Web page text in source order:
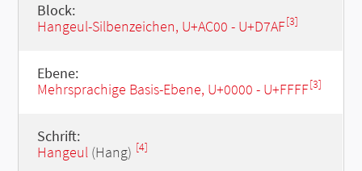
Block:
Hangeul-Silbenzeichen, U+AC00 - U+D7AF[3]
Ebene:
Mehrsprachige Basis-Ebene, U+0000 - U+FFFF[3]
Schrift:
Hangeul(Hang) [4]